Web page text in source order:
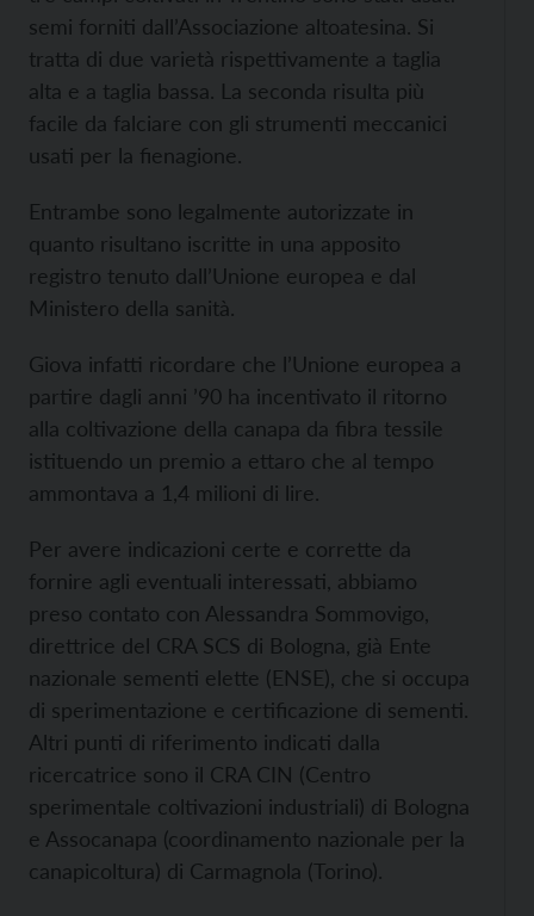
semi forniti dall’Associazione altoatesina. Si
tratta di due varietà rispettivamente a taglia
alta e a taglia bassa. La seconda risulta più
facile da falciare con gli strumenti meccanici
usati per la fienagione.
Entrambe sono legalmente autorizzate in
quanto risultano iscritte in una apposito
registro tenuto dall’Unione europea e dal
Ministero della sanità.
Giova infatti ricordare che l’Unione europea a
partire dagli anni ’90 ha incentivato il ritorno
alla coltivazione della canapa da fibra tessile
istituendo un premio a ettaro che al tempo
ammontava a 1,4 milioni di lire.
Per avere indicazioni certe e corrette da
fornire agli eventuali interessati, abbiamo
preso contato con Alessandra Sommovigo,
direttrice del CRA SCS di Bologna, già Ente
nazionale sementi elette (ENSE), che si occupa
di sperimentazione e certificazione di sementi.
Altri punti di riferimento indicati dalla
ricercatrice sono il CRA CIN (Centro
sperimentale coltivazioni industriali) di Bologna
e Assocanapa (coordinamento nazionale per la
canapicoltura) di Carmagnola (Torino).